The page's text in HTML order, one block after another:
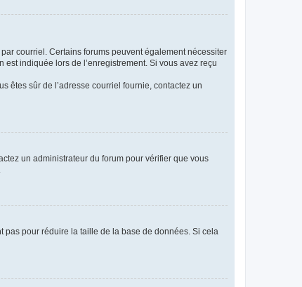
courriel. Certains forums peuvent également nécessiter
indiquée lors de l’enregistrement. Si vous avez reçu
êtes sûr de l’adresse courriel fournie, contactez un
un administrateur du forum pour vérifier que vous
pas pour réduire la taille de la base de données. Si cela